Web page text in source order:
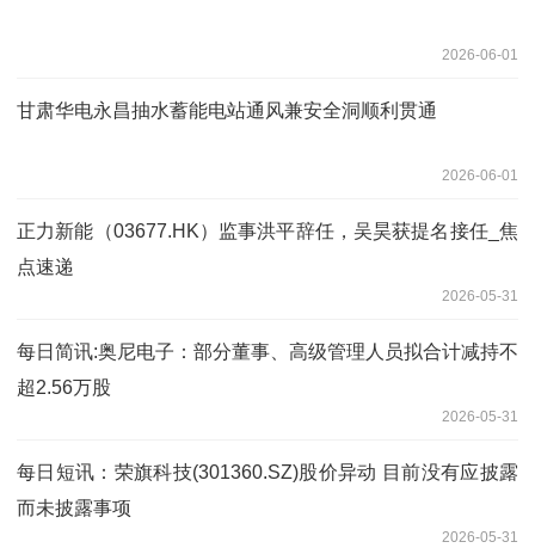
2026-06-01
甘肃华电永昌抽水蓄能电站通风兼安全洞顺利贯通
2026-06-01
正力新能（03677.HK）监事洪平辞任，吴昊获提名接任_焦
点速递
2026-05-31
每日简讯:奥尼电子：部分董事、高级管理人员拟合计减持不
超2.56万股
2026-05-31
每日短讯：荣旗科技(301360.SZ)股价异动 目前没有应披露
而未披露事项
2026-05-31